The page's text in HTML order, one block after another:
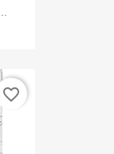
favorite_border